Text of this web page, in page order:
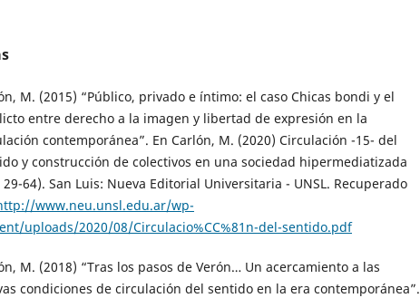
M. (2015) “Público, privado e íntimo: el caso Chicas bondi y el
entre derecho a la imagen y libertad de expresión en la
contemporánea”. En Carlón, M. (2020) Circulación -15- del
y construcción de colectivos en una sociedad hipermediatizada
29-64). San Luis: Nueva Editorial Universitaria - UNSL. Recuperado
www.neu.unsl.edu.ar/wp-
uploads/2020/08/Circulacio%CC%81n-del-sentido.pdf
M. (2018) “Tras los pasos de Verón… Un acercamiento a las
condiciones de circulación del sentido en la era contemporánea”.